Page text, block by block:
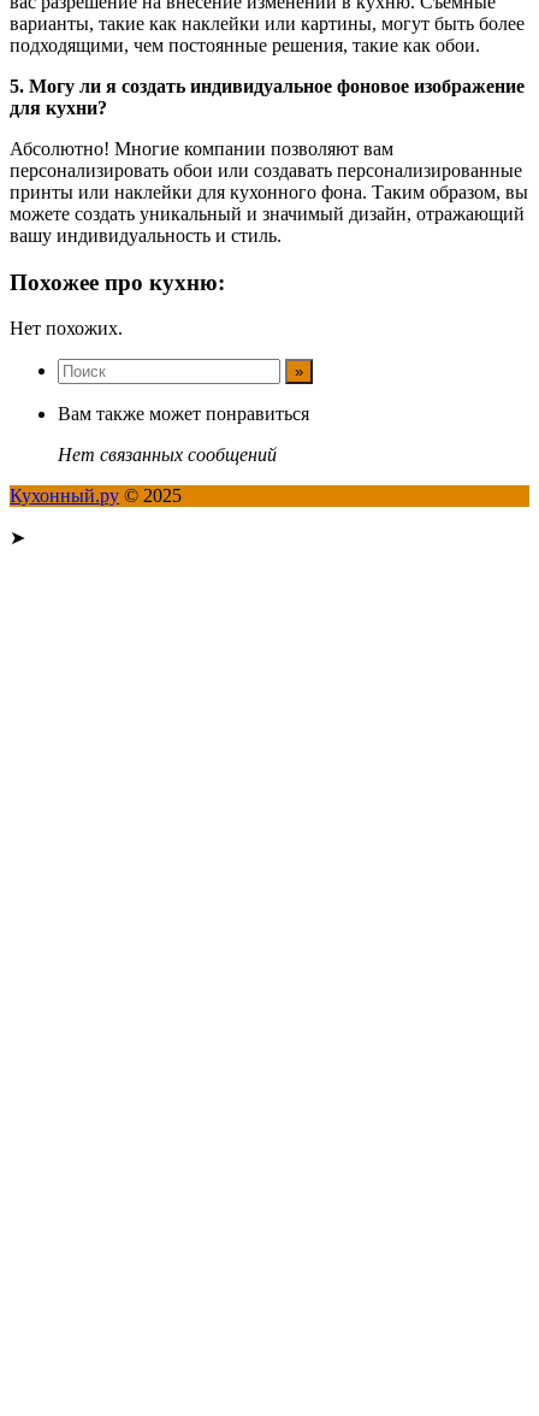
варианты, такие как наклейки или картины, могут быть более
подходящими, чем постоянные решения, такие как обои.
5. Могу ли я создать индивидуальное фоновое изображение
для кухни?
Абсолютно! Многие компании позволяют вам
персонализировать обои или создавать персонализированные
принты или наклейки для кухонного фона. Таким образом, вы
можете создать уникальный и значимый дизайн, отражающий
вашу индивидуальность и стиль.
Похожее про кухню:
Нет похожих.
Вам также может понравиться
Нет связанных сообщений
Кухонный.ру © 2025
➤